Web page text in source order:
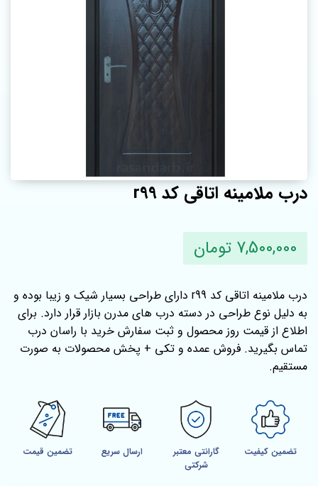
درب ملامینه اتاقی کد r99
7,500,000 تومان
درب ملامینه اتاقی کد r99 دارای طراحی بسیار شیک و زیبا بوده و
به دلیل نوع طراحی در دسته درب های مدرن بازار قرار دارد. برای
اطلاع از قیمت روز محصول و ثبت سفارش خرید با راسان درب
تماس بگیرید. فروش عمده و تکی + پخش محصولات به صورت
مستقیم.
تضمین کیفیت
گارانتی معتبر
شرکتی
ارسال سریع تضمین قیمت